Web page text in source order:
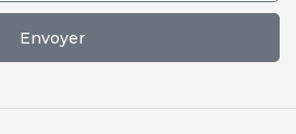
Envoyer